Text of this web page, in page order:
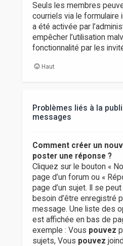
Seuls les membres
courriels via le formulaire
a été activée par
empêcher l’utilisation
fonctionnalité par les
Haut
Problèmes liés à la
messages
Comment créer un
poster une réponse ?
Cliquez sur le bouton «
page d’un forum ou «
page d’un sujet. Il se
besoin d’être enregistré
message. Une liste des
est affichée en bas de
exemple : Vous pouvez
sujets, Vous pouvez